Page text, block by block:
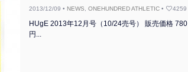
2013/12/09 • NEWS ONEHUNDRED ATHLETIC • 4259
HUgE 2013年12月号（10/24売号） 販売価格 780
円...